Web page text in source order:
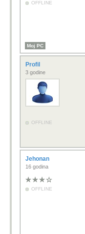
OFFLINE
Moj PC
Profil
3 godine
OFFLINE
Jehonan
16 godina
OFFLINE